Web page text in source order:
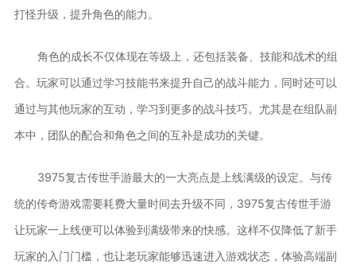
打怪升级，提升角色的能力。
角色的成长不仅体现在等级上，还包括装备、技能和战术的组
合。玩家可以通过学习技能书来提升自己的战斗能力，同时还可以
通过与其他玩家的互动，学习到更多的战斗技巧。尤其是在组队副
本中，团队的配合和角色之间的互补是成功的关键。
3975复古传世手游最大的一大亮点是上线满级的设定。与传
统的传奇游戏需要耗费大量时间去升级不同，3975复古传世手游
让玩家一上线便可以体验到满级带来的快感。这样不仅降低了新手
玩家的入门门槛，也让老玩家能够迅速进入游戏状态，体验高端副